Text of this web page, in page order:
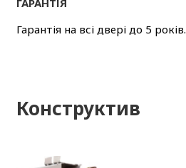
ГАРАНТІЯ
Гарантія на всі двері до 5 років.
Конструктив